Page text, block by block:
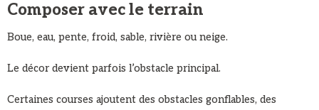
Composer avec le terrain
Boue, eau, pente, froid, sable, rivière ou neige.
Le décor devient parfois l’obstacle principal.
Certaines courses ajoutent des obstacles gonflables, des